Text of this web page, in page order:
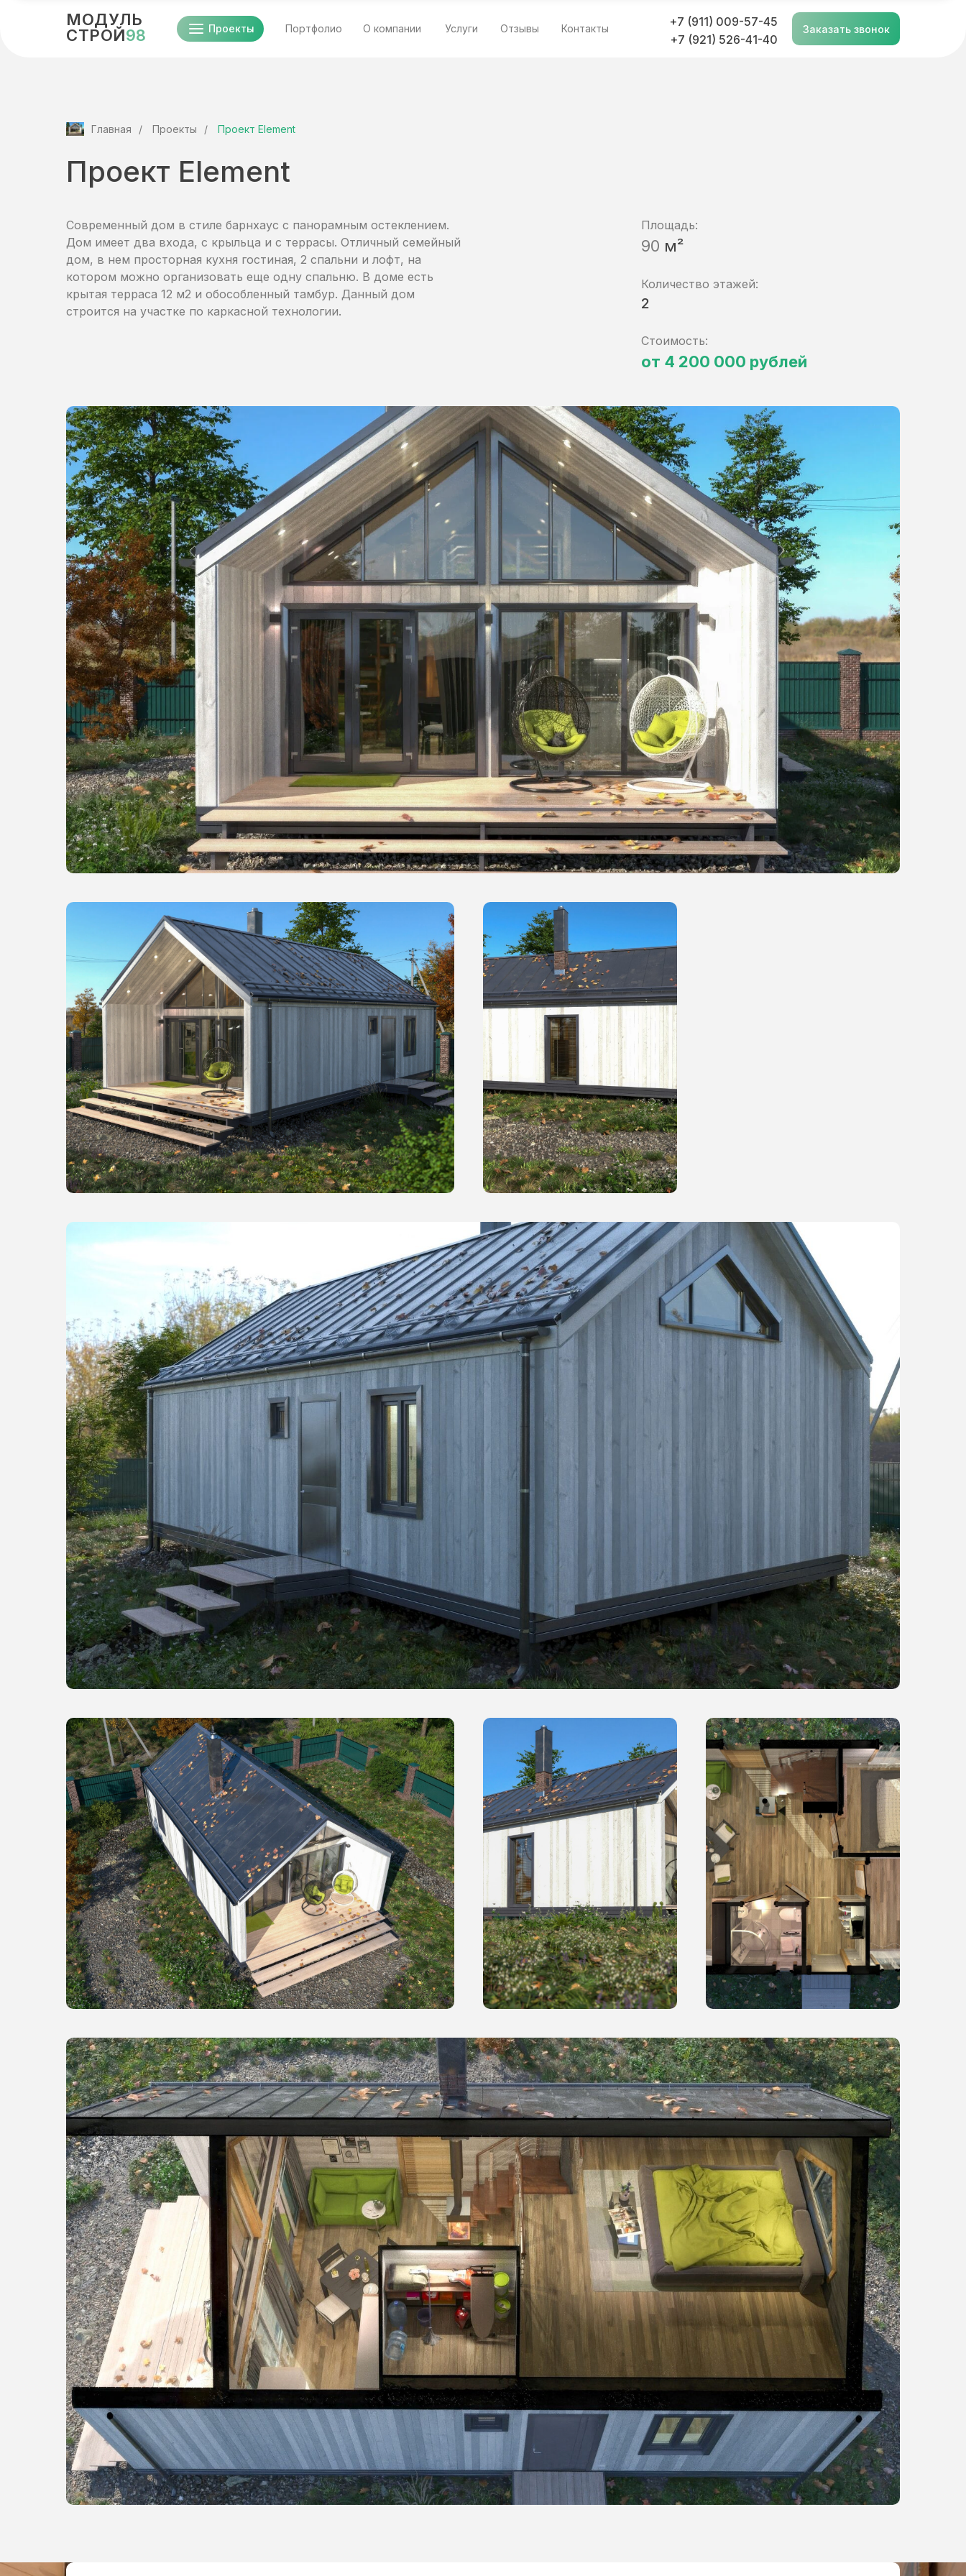
МОДУЛЬ
СТРОЙ98 Портфолио О компании Услуги Отзывы Контакты
+7 (911) 009-57-45
+7 (921) 526-41-40
Заказать звонок
Проекты
Главная / Проекты / Проект Element
Проект Element
Современный дом в стиле барнхаус с панорамным остеклением.
Дом имеет два входа, с крыльца и с террасы. Отличный семейный
дом, в нем просторная кухня гостиная, 2 спальни и лофт, на
котором можно организовать еще одну спальню. В доме есть
крытая терраса 12 м2 и обособленный тамбур. Данный дом
строится на участке по каркасной технологии.
Площадь:
90 м²
Количество этажей:
2
Стоимость:
от 4 200 000 рублей